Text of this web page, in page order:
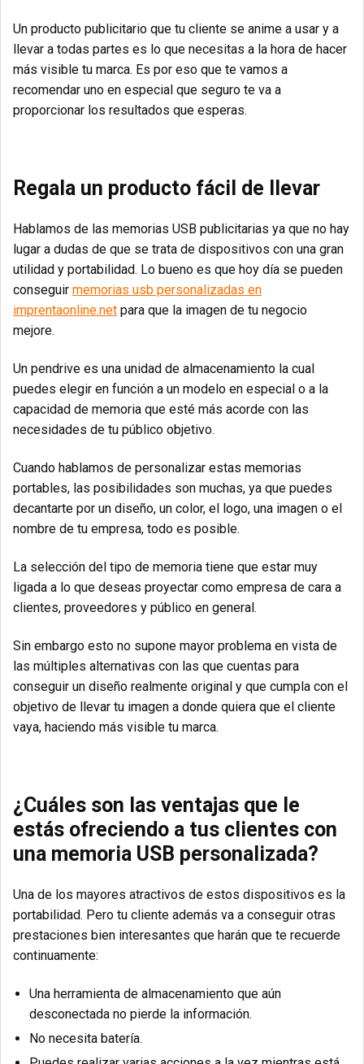
Un producto publicitario que tu cliente se anime a usar y a
llevar a todas partes es lo que necesitas a la hora de hacer
más visible tu marca. Es por eso que te vamos a
recomendar uno en especial que seguro te va a
proporcionar los resultados que esperas.
Regala un producto fácil de llevar
Hablamos de las memorias USB publicitarias ya que no hay
lugar a dudas de que se trata de dispositivos con una gran
utilidad y portabilidad. Lo bueno es que hoy día se pueden
conseguir memorias usb personalizadas en
imprentaonline.net para que la imagen de tu negocio
mejore.
Un pendrive es una unidad de almacenamiento la cual
puedes elegir en función a un modelo en especial o a la
capacidad de memoria que esté más acorde con las
necesidades de tu público objetivo.
Cuando hablamos de personalizar estas memorias
portables, las posibilidades son muchas, ya que puedes
decantarte por un diseño, un color, el logo, una imagen o el
nombre de tu empresa, todo es posible.
La selección del tipo de memoria tiene que estar muy
ligada a lo que deseas proyectar como empresa de cara a
clientes, proveedores y público en general.
Sin embargo esto no supone mayor problema en vista de
las múltiples alternativas con las que cuentas para
conseguir un diseño realmente original y que cumpla con el
objetivo de llevar tu imagen a donde quiera que el cliente
vaya, haciendo más visible tu marca.
¿Cuáles son las ventajas que le
estás ofreciendo a tus clientes con
una memoria USB personalizada?
Una de los mayores atractivos de estos dispositivos es la
portabilidad. Pero tu cliente además va a conseguir otras
prestaciones bien interesantes que harán que te recuerde
continuamente:
Una herramienta de almacenamiento que aún
desconectada no pierde la información.
No necesita batería.